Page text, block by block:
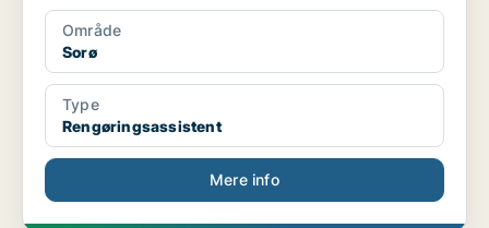
Område
Sorø
Type
Rengøringsassistent
Mere info